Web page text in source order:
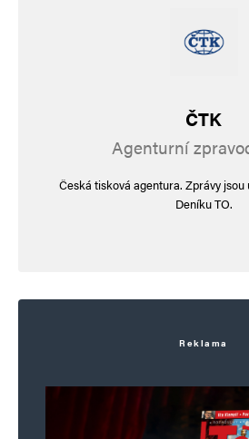
ČTK
Agenturní
Česká tisková agentura. Zprávy
Deníku TO.
Reklama